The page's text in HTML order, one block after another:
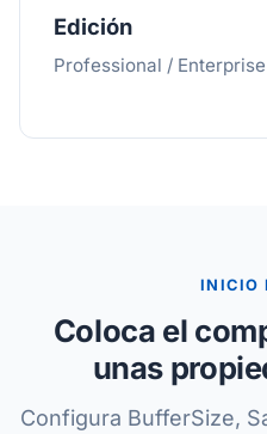
Edición
Professional / Enterprise
INICIO
Coloca el
unas
Configura BufferSize,